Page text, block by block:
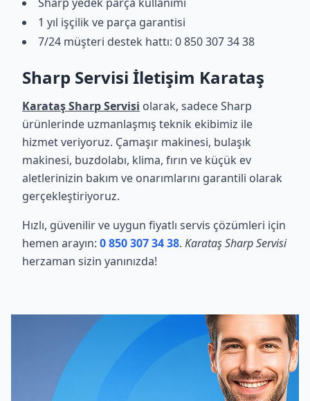
1 yıl işçilik ve parça garantisi
7/24 müşteri destek hattı: 0 850 307 34 38
Sharp Servisi İletişim Karataş
Karataş Sharp Servisi olarak, sadece Sharp
ürünlerinde uzmanlaşmış teknik ekibimiz ile
hizmet veriyoruz. Çamaşır makinesi, bulaşık
makinesi, buzdolabı, klima, fırın ve küçük ev
aletlerinizin bakım ve onarımlarını garantili olarak
gerçekleştiriyoruz.
Hızlı, güvenilir ve uygun fiyatlı servis çözümleri için
hemen arayın: 0 850 307 34 38. Karataş Sharp Servisi
herzaman sizin yanınızda!